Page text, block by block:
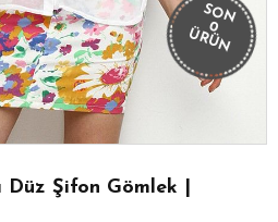
SON
0
ÜRÜN
Düz Şifon Gömlek |